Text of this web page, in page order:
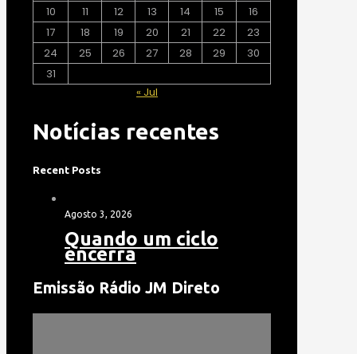
10
11 12 13 14 15
16
17
18 19 20 21 22
23
24
25 26 27 28 29
30
31
« Jul
Notícias recentes
Recent Posts
Agosto 3, 2026
Quando um ciclo
encerra
Emissão Rádio JM Direto